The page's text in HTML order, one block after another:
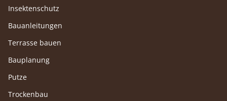
Insektenschutz
Bauanleitungen
Terrasse bauen
Bauplanung
Putze
Trockenbau